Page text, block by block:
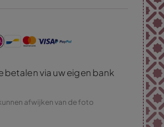
betalen via uw eigen bank
afwijken van de foto